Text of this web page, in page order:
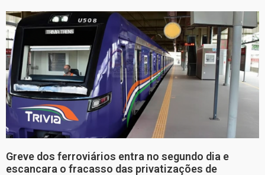
Greve dos ferroviários entra no segundo dia e
escancara o fracasso das privatizações de